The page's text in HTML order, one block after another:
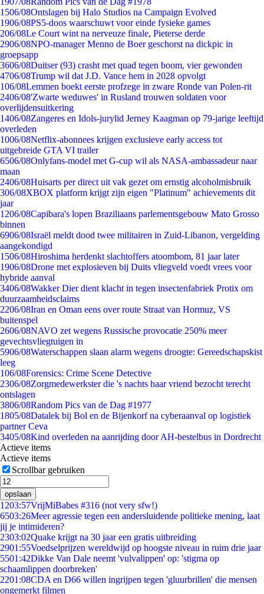
1506/08Ontslagen bij Halo Studios na Campaign Evolved
1906/08PS5-doos waarschuwt voor einde fysieke games
206/08Le Court wint na nerveuze finale, Pieterse derde
2906/08NPO-manager Menno de Boer geschorst na dickpic in
groepsapp
3606/08Duitser (93) crasht met quad tegen boom, vier gewonden
4706/08Trump wil dat J.D. Vance hem in 2028 opvolgt
106/08Lemmen boekt eerste profzege in zware Ronde van Polen-rit
2406/08'Zwarte weduwes' in Rusland trouwen soldaten voor
overlijdensuitkering
1406/08Zangeres en Idols-jurylid Jerney Kaagman op 79-jarige leeftijd
overleden
1006/08Netflix-abonnees krijgen exclusieve early access tot
uitgebreide GTA VI trailer
6506/08Onlyfans-model met G-cup wil als NASA-ambassadeur naar
maan
2406/08Huisarts per direct uit vak gezet om ernstig alcoholmisbruik
306/08XBOX platform krijgt zijn eigen "Platinum" achievements dit
jaar
1206/08Capibara's lopen Braziliaans parlementsgebouw Mato Grosso
binnen
6906/08Israël meldt dood twee militairen in Zuid-Libanon, vergelding
aangekondigd
1506/08Hiroshima herdenkt slachtoffers atoombom, 81 jaar later
1906/08Drone met explosieven bij Duits vliegveld voedt vrees voor
hybride aanval
3406/08Wakker Dier dient klacht in tegen insectenfabriek Protix om
duurzaamheidsclaims
2206/08Iran en Oman eens over route Straat van Hormuz, VS
buitenspel
2606/08NAVO zet wegens Russische provocatie 250% meer
gevechtsvliegtuigen in
5906/08Waterschappen slaan alarm wegens droogte: Gereedschapskist
leeg
106/08Forensics: Crime Scene Detective
2306/08Zorgmedewerkster die 's nachts haar vriend bezocht terecht
ontslagen
3806/08Random Pics van de Dag #1977
1805/08Datalek bij Bol en de Bijenkorf na cyberaanval op logistiek
partner Ceva
3405/08Kind overleden na aanrijding door AH-bestelbus in Dordrecht
Actieve items
Actieve items
Scrollbar gebruiken
opslaan
1203:57VrijMiBabes #316 (not very sfw!)
6503:26Meer agressie tegen een andersluidende politieke mening, laat
jij je intimideren?
2303:02Quake krijgt na 30 jaar een gratis uitbreiding
2901:55Voedselprijzen wereldwijd op hoogste niveau in ruim drie jaar
5501:42Dikke Van Dale neemt 'vulvalippen' op: 'stigma op
schaamlippen doorbreken'
2201:08CDA en D66 willen ingrijpen tegen 'gluurbrillen' die mensen
ongemerkt filmen